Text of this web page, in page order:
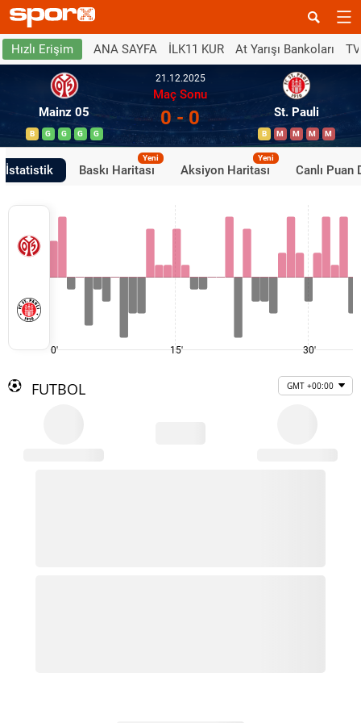
Hızlı Erişim ANA SAYFA İLK11 KUR At Yarışı Bankoları
Mainz 05
B G G G G
21.12.2025
Maç Sonu
0 - 0 St. Pauli
B M M M M
İstatistik Baskı Haritası
Yeni
Aksiyon Haritası
Yeni
Canlı Puan
0' 15' 30'
FUTBOL GMT +00:00